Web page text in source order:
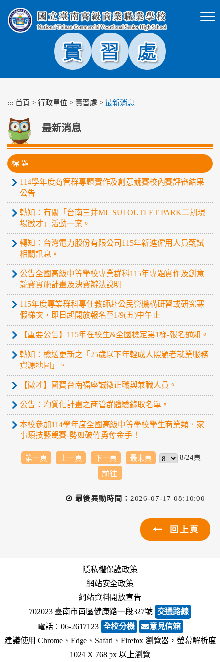
塊
::: 首頁 > 行政單位 > 實習處 > 最新消息
最新消息
標 題
114學年度商管群專題實作及創意競賽校內賽評審結果
公告
轉知：有關「台南三井MITSUI OUTLET PARK二期現
場徵才」活動一案。
轉知：台灣電力股份有限公司115年新進僱用人員甄試
相關訊息。
公告全國高級中等學校專業群科115年專題實作及創意
競賽實施計畫及決賽辦法說明
115年度專業群科專任教師赴公民營機構研習或研究寒
假梯次，即日起開放報名至1/9(五)中午止
【重要公告】115年在校生&全國檢定第1梯-報名通知。
轉知：檢送更新之「25歲以下年輕成人照顧者就業服務
資源地圖」。
【徵才】國寶台南福座誠徵正職與兼職人員。
公告：均質化計畫之商管群體驗錄取名單。
本校參加114學年度全國高級中等學校學生商業類、家
事類技藝競賽-勢如破竹勇奪金手！
第一頁 上一頁 下一頁 最末頁 8/24頁
最後異動時間： 2026-07-17 08:10:00
回上頁
隱私權保護政策
網站安全政策
網站資料開放宣告
702023 臺南市南區健康路一段327號 交通路線
電話︰06-2617123 全校分機
意見信箱
建議使用 Chrome、Edge、Safari、Firefox 瀏覽器，螢幕解析度
1024 X 768 px 以上瀏覽